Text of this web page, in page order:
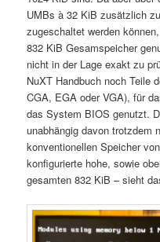
UMBs à 32 KiB zusätzlich
zugeschaltet werden
832 KiB Gesamspeicher
nicht in der Lage exakt zu
NuXT Handbuch noch Teile
CGA, EGA oder VGA), für
das System BIOS genutzt.
unabhängig davon trotzdem
konventionellen Speicher
konfigurierte hohe, sowie
gesamten 832 KiB – sieht